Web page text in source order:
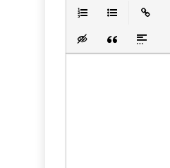
ВставкаВставка